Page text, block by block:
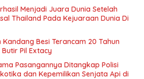
Menjadi Juara Dunia Setelah
Thailand Pada Kejuaraan Dunia Di
Besi Terancam 20 Tahun
Pil Extacy
Pasangannya Ditangkap Polisi
dan Kepemilikan Senjata Api di